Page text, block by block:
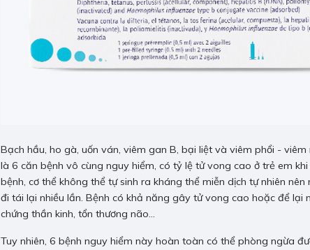
Bạch hầu, ho gà, uốn ván, viêm gan B, bại liệt và viêm phổi -
là 6 căn bệnh vô cùng nguy hiểm, có tỷ lệ tử vong cao ở trẻ em
bệnh, cơ thể không thể tự sinh ra kháng thể miễn dịch tự nhiên
đi tái lại nhiều lần. Bệnh có khả năng gây tử vong cao hoặc để lại
chứng thần kinh, tổn thương não…
Tuy nhiên, 6 bệnh nguy hiểm này hoàn toàn có thể phòng ngừa